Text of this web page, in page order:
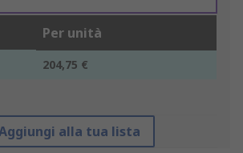
Per unità
204,75 €
alla tua lista